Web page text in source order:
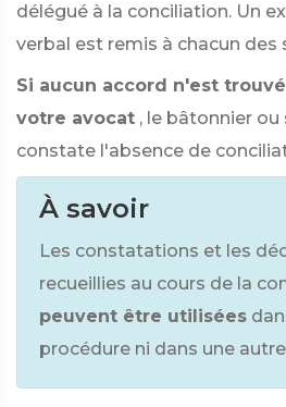
délégué à la conciliation. Un
verbal est remis à chacun des
Si aucun accord n'est
votre avocat , le bâtonnier
constate l'absence de
À savoir
Les constatations et les
recueillies au cours de la
peuvent être utilisées
procédure ni dans une